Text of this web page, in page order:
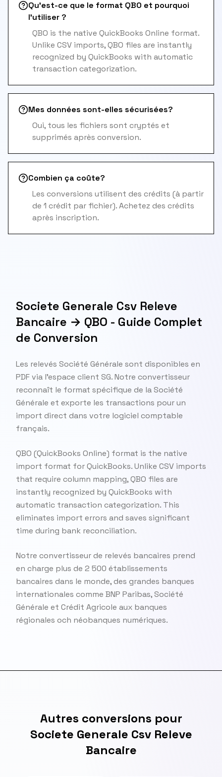
Qu'est-ce que le format QBO et pourquoi
l'utiliser ?
QBO is the native QuickBooks Online format.
Unlike CSV imports, QBO files are instantly
recognized by QuickBooks with automatic
transaction categorization.
Mes données sont-elles sécurisées?
Oui, tous les fichiers sont cryptés et
supprimés après conversion.
Combien ça coûte?
Les conversions utilisent des crédits (à partir
de 1 crédit par fichier). Achetez des crédits
après inscription.
Societe Generale Csv Releve
Bancaire → QBO - Guide Complet
de Conversion
Les relevés Société Générale sont disponibles en
PDF via l'espace client SG. Notre convertisseur
reconnaît le format spécifique de la Société
Générale et exporte les transactions pour un
import direct dans votre logiciel comptable
français.
QBO (QuickBooks Online) format is the native
import format for QuickBooks. Unlike CSV imports
that require column mapping, QBO files are
instantly recognized by QuickBooks with
automatic transaction categorization. This
eliminates import errors and saves significant
time during bank reconciliation.
Notre convertisseur de relevés bancaires prend
en charge plus de 2 500 établissements
bancaires dans le monde, des grandes banques
internationales comme BNP Paribas, Société
Générale et Crédit Agricole aux banques
régionales och néobanques numériques.
Autres conversions pour
Societe Generale Csv Releve
Bancaire